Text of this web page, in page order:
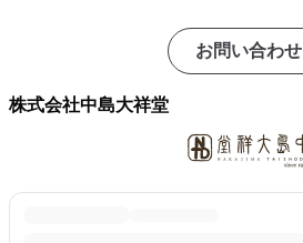
お問い合わせ
株式会社中島大祥堂